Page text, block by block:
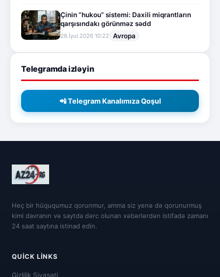
Çinin “hukou” sistemi: Daxili miqrantların
qarşısındakı görünməz sədd
26.İyul.2026 10:22 Avropa
Telegramda izləyin
📲 Telegram Kanalımıza Qoşul
Heç bir hüququmuz qorunmur, amma siz yenə də qorunurmuş
kimi davranın və saytda dərc olunan xəbərlərdən istifadə zamanı
24 saat saytına istinad edin.
QUICK LINKS
Gizlilik Siyasəti